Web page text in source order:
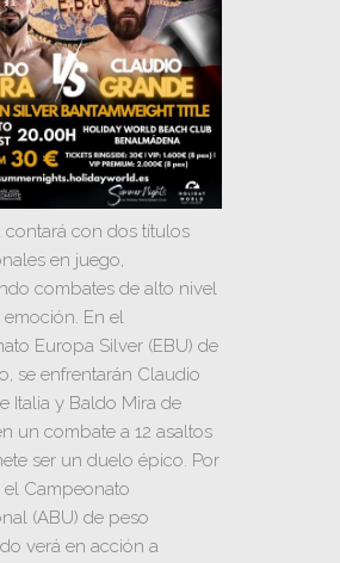
contará con dos títulos
en juego,
combates de alto nivel
emoción. En el
Europa Silver (EBU) de
se enfrentarán Claudio
Italia y Baldo Mira de
un combate a 12 asaltos
ser un duelo épico. Por
Campeonato
(ABU) de peso
verá en acción a